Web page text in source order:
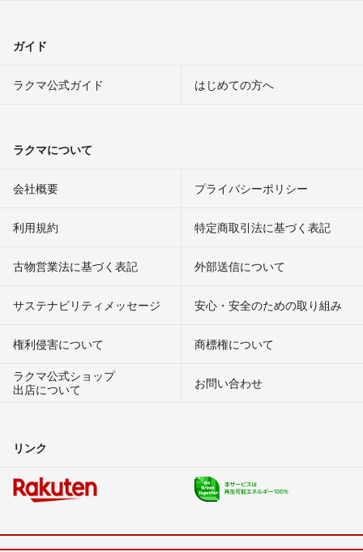
ガイド
ラクマ公式ガイド はじめての方へ
ラクマについて
会社概要 プライバシーポリシー
利用規約 特定商取引法に基づく表記
古物営業法に基づく表記 外部送信について
サステナビリティメッセージ 安心・安全のための取り組み
権利侵害について
商標権について
ラクマ公式ショップ
出店について
お問い合わせ
リンク